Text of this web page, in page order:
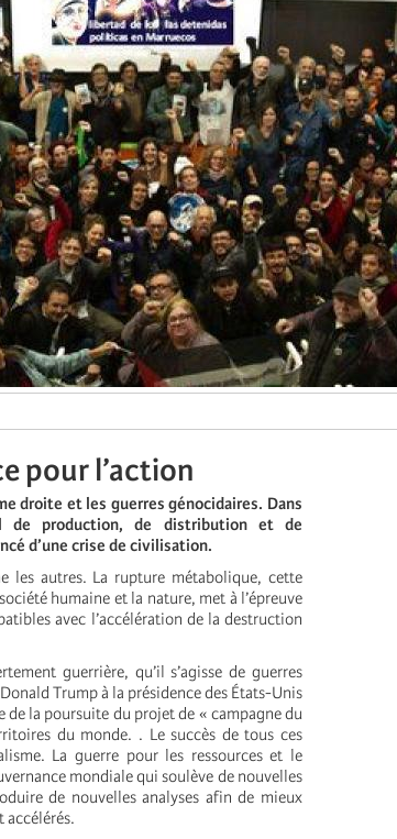
pour l’action
droite et les guerres génocidaires. Dans
de production, de distribution et de
d’une crise de civilisation.
les autres. La rupture métabolique, cette
humaine et la nature, met à l’épreuve
avec l’accélération de la destruction
guerrière, qu’il s’agisse de guerres
Trump à la présidence des États-Unis
de la poursuite du projet de « campagne du
du monde. . Le succès de tous ces
La guerre pour les ressources et le
mondiale qui soulève de nouvelles
de nouvelles analyses afin de mieux